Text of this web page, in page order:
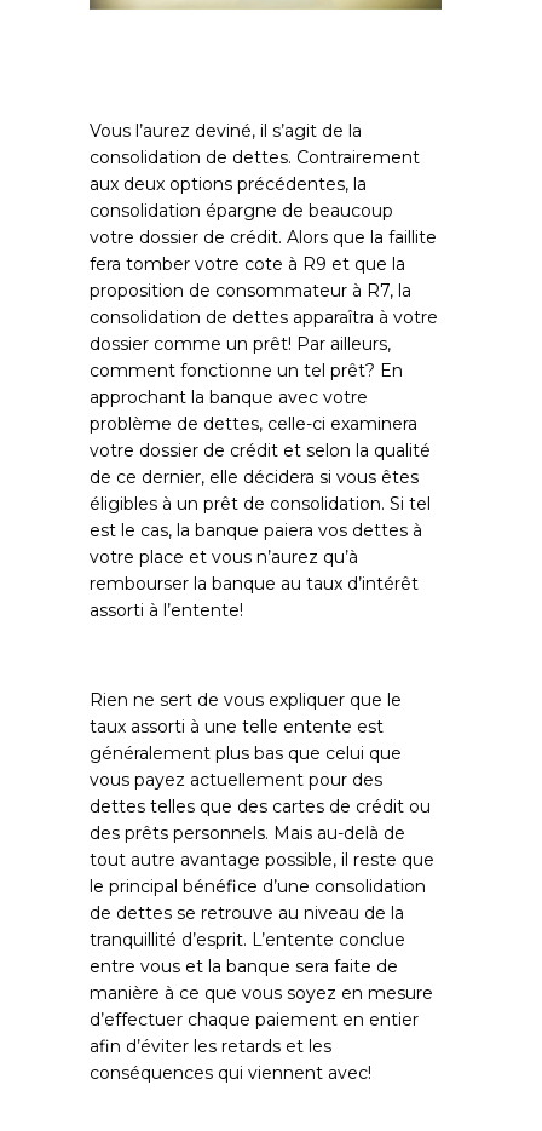
Vous l’aurez deviné, il s’agit de la
consolidation de dettes. Contrairement
aux deux options précédentes, la
consolidation épargne de beaucoup
votre dossier de crédit. Alors que la faillite
fera tomber votre cote à R9 et que la
proposition de consommateur à R7, la
consolidation de dettes apparaîtra à votre
dossier comme un prêt! Par ailleurs,
comment fonctionne un tel prêt? En
approchant la banque avec votre
problème de dettes, celle-ci examinera
votre dossier de crédit et selon la qualité
de ce dernier, elle décidera si vous êtes
éligibles à un prêt de consolidation. Si tel
est le cas, la banque paiera vos dettes à
votre place et vous n’aurez qu’à
rembourser la banque au taux d’intérêt
assorti à l’entente!
Rien ne sert de vous expliquer que le
taux assorti à une telle entente est
généralement plus bas que celui que
vous payez actuellement pour des
dettes telles que des cartes de crédit ou
des prêts personnels. Mais au-delà de
tout autre avantage possible, il reste que
le principal bénéfice d’une consolidation
de dettes se retrouve au niveau de la
tranquillité d’esprit. L’entente conclue
entre vous et la banque sera faite de
manière à ce que vous soyez en mesure
d’effectuer chaque paiement en entier
afin d’éviter les retards et les
conséquences qui viennent avec!